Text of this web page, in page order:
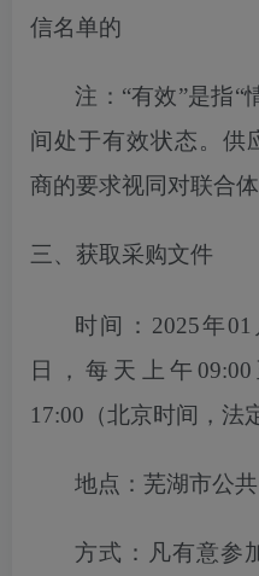
信名单的
注： “有效”是指“
间处于有效状态。供
商的要求视同对联合体
三、获取采购文件
时间： 2025年
日
，每天上午
17:00（北京时间，法
地点：芜湖市公
方式：凡有意参